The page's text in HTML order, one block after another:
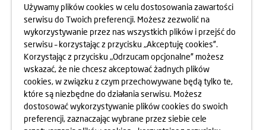
Używamy plików cookies w celu dostosowania zawartości
serwisu do Twoich preferencji. Możesz zezwolić na
wykorzystywanie przez nas wszystkich plików i przejść do
serwisu – korzystając z przycisku „Akceptuję cookies”.
Korzystając z przycisku „Odrzucam opcjonalne” możesz
wskazać, że nie chcesz akceptować żadnych plików
cookies, w związku z czym przechowywane będą tylko te,
które są niezbędne do działania serwisu. Możesz
dostosować wykorzystywanie plików cookies do swoich
preferencji, zaznaczając wybrane przez siebie cele